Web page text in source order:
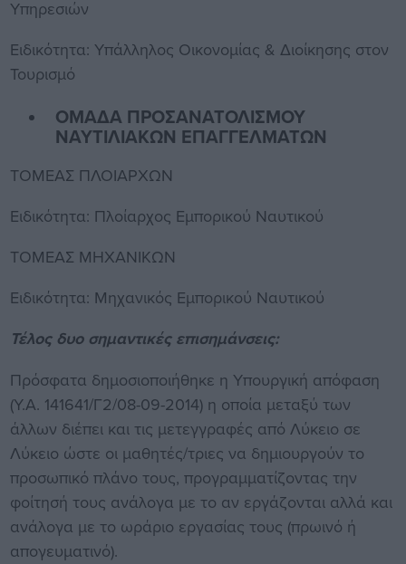
Υπηρεσιών
Ειδικότητα: Υπάλληλος Οικονομίας & Διοίκησης στον
Τουρισμό
ΟΜΑΔΑ ΠΡΟΣΑΝΑΤΟΛΙΣΜΟΥ
ΝΑΥΤΙΛΙΑΚΩΝ ΕΠΑΓΓΕΛΜΑΤΩΝ
ΤΟΜΕΑΣ ΠΛΟΙΑΡΧΩΝ
Ειδικότητα: Πλοίαρχος Εμπορικού Ναυτικού
ΤΟΜΕΑΣ ΜΗΧΑΝΙΚΩΝ
Ειδικότητα: Μηχανικός Εμπορικού Ναυτικού
Τέλος δυο σημαντικές επισημάνσεις:
Πρόσφατα δημοσιοποιήθηκε η Υπουργική απόφαση
(Υ.Α. 141641/Γ2/08-09-2014) η οποία μεταξύ των
άλλων διέπει και τις μετεγγραφές από Λύκειο σε
Λύκειο ώστε οι μαθητές/τριες να δημιουργούν το
προσωπικό πλάνο τους, προγραμματίζοντας την
φοίτησή τους ανάλογα με το αν εργάζονται αλλά και
ανάλογα με το ωράριο εργασίας τους (πρωινό ή
απογευματινό).